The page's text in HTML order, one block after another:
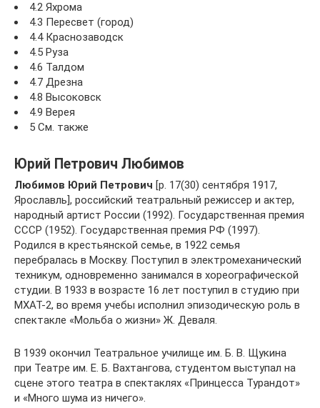
4.2 Яхрома
4.3 Пересвет (город)
4.4 Краснозаводск
4.5 Руза
4.6 Талдом
4.7 Дрезна
4.8 Высоковск
4.9 Верея
5 См. также
Юрий Петрович Любимов
Любимов Юрий Петрович [р. 17(30) сентября 1917,
Ярославль], российский театральный режиссер и актер,
народный артист России (1992). Государственная премия
СССР (1952). Государственная премия РФ (1997).
Родился в крестьянской семье, в 1922 семья
перебралась в Москву. Поступил в электромеханический
техникум, одновременно занимался в хореографической
студии. В 1933 в возрасте 16 лет поступил в студию при
МХАТ-2, во время учебы исполнил эпизодическую роль в
спектакле «Мольба о жизни» Ж. Деваля.
В 1939 окончил Театральное училище им. Б. В. Щукина
при Театре им. Е. Б. Вахтангова, студентом выступал на
сцене этого театра в спектаклях «Принцесса Турандот»
и «Много шума из ничего».